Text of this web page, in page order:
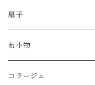
扇子
布小物
コラージュ